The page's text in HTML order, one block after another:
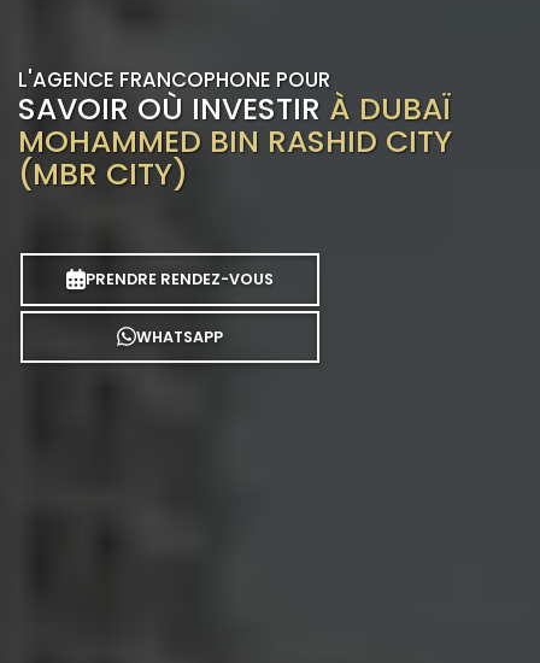
L'AGENCE FRANCOPHONE POUR
SAVOIR OÙ INVESTIR À DUBAÏ
MOHAMMED BIN RASHID CITY
(MBR CITY)
PRENDRE RENDEZ-VOUS
WHATSAPP